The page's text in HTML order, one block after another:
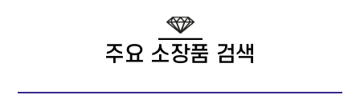
주요 소장품 검색